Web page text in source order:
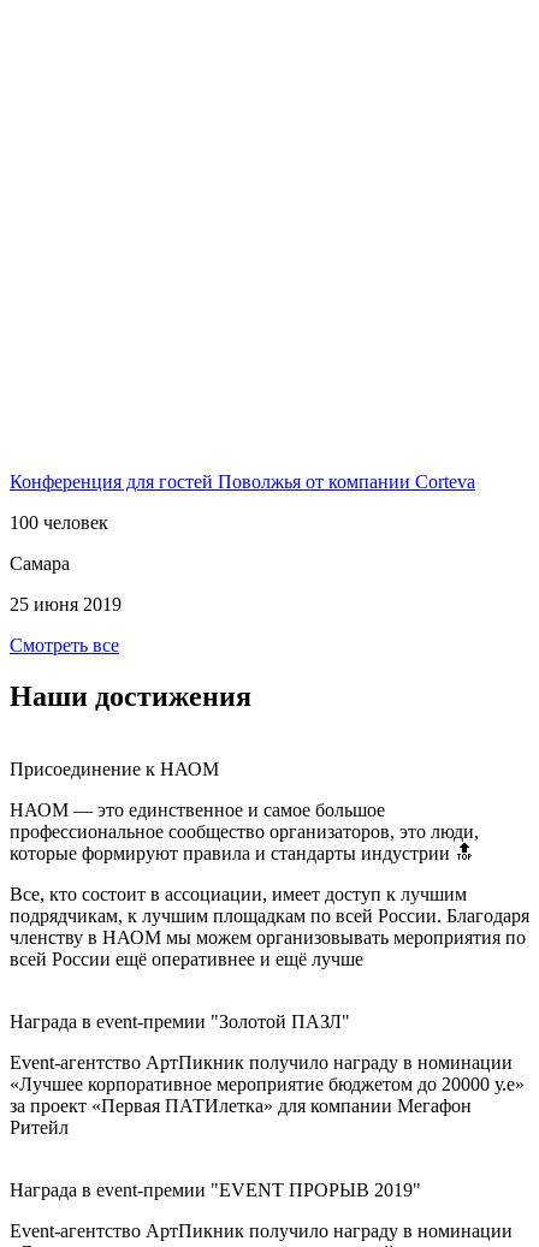
Конференция для гостей Поволжья от компании Corteva
100 человек
Самара
25 июня 2019
Смотреть все
Наши достижения
Присоединение к НАОМ
НАОМ — это единственное и самое большое
профессиональное сообщество организаторов, это люди,
которые формируют правила и стандарты индустрии 🔝
Все, кто состоит в ассоциации, имеет доступ к лучшим
подрядчикам, к лучшим площадкам по всей России. Благодаря
членству в НАОМ мы можем организовывать мероприятия по
всей России ещё оперативнее и ещё лучше
Награда в event-премии "Золотой ПАЗЛ"
Event-агентство АртПикник получило награду в номинации
«Лучшее корпоративное мероприятие бюджетом до 20000 у.е»
за проект «Первая ПАТИлетка» для компании Мегафон
Ритейл
Награда в event-премии "EVENT ПРОРЫВ 2019"
Event-агентство АртПикник получило награду в номинации